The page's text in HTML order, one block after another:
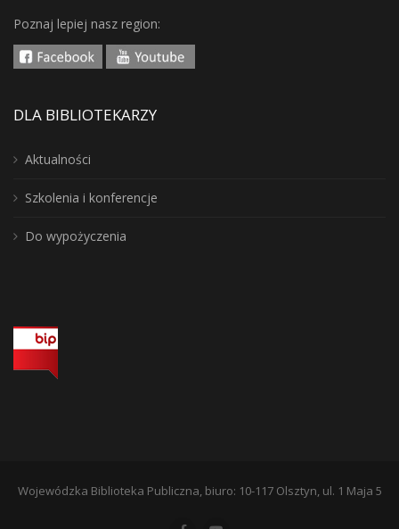
Poznaj lepiej nasz region:
DLA BIBLIOTEKARZY
Aktualności
Szkolenia i konferencje
Do wypożyczenia
Wojewódzka Biblioteka Publiczna, biuro: 10-117 Olsztyn, ul. 1 Maja 5